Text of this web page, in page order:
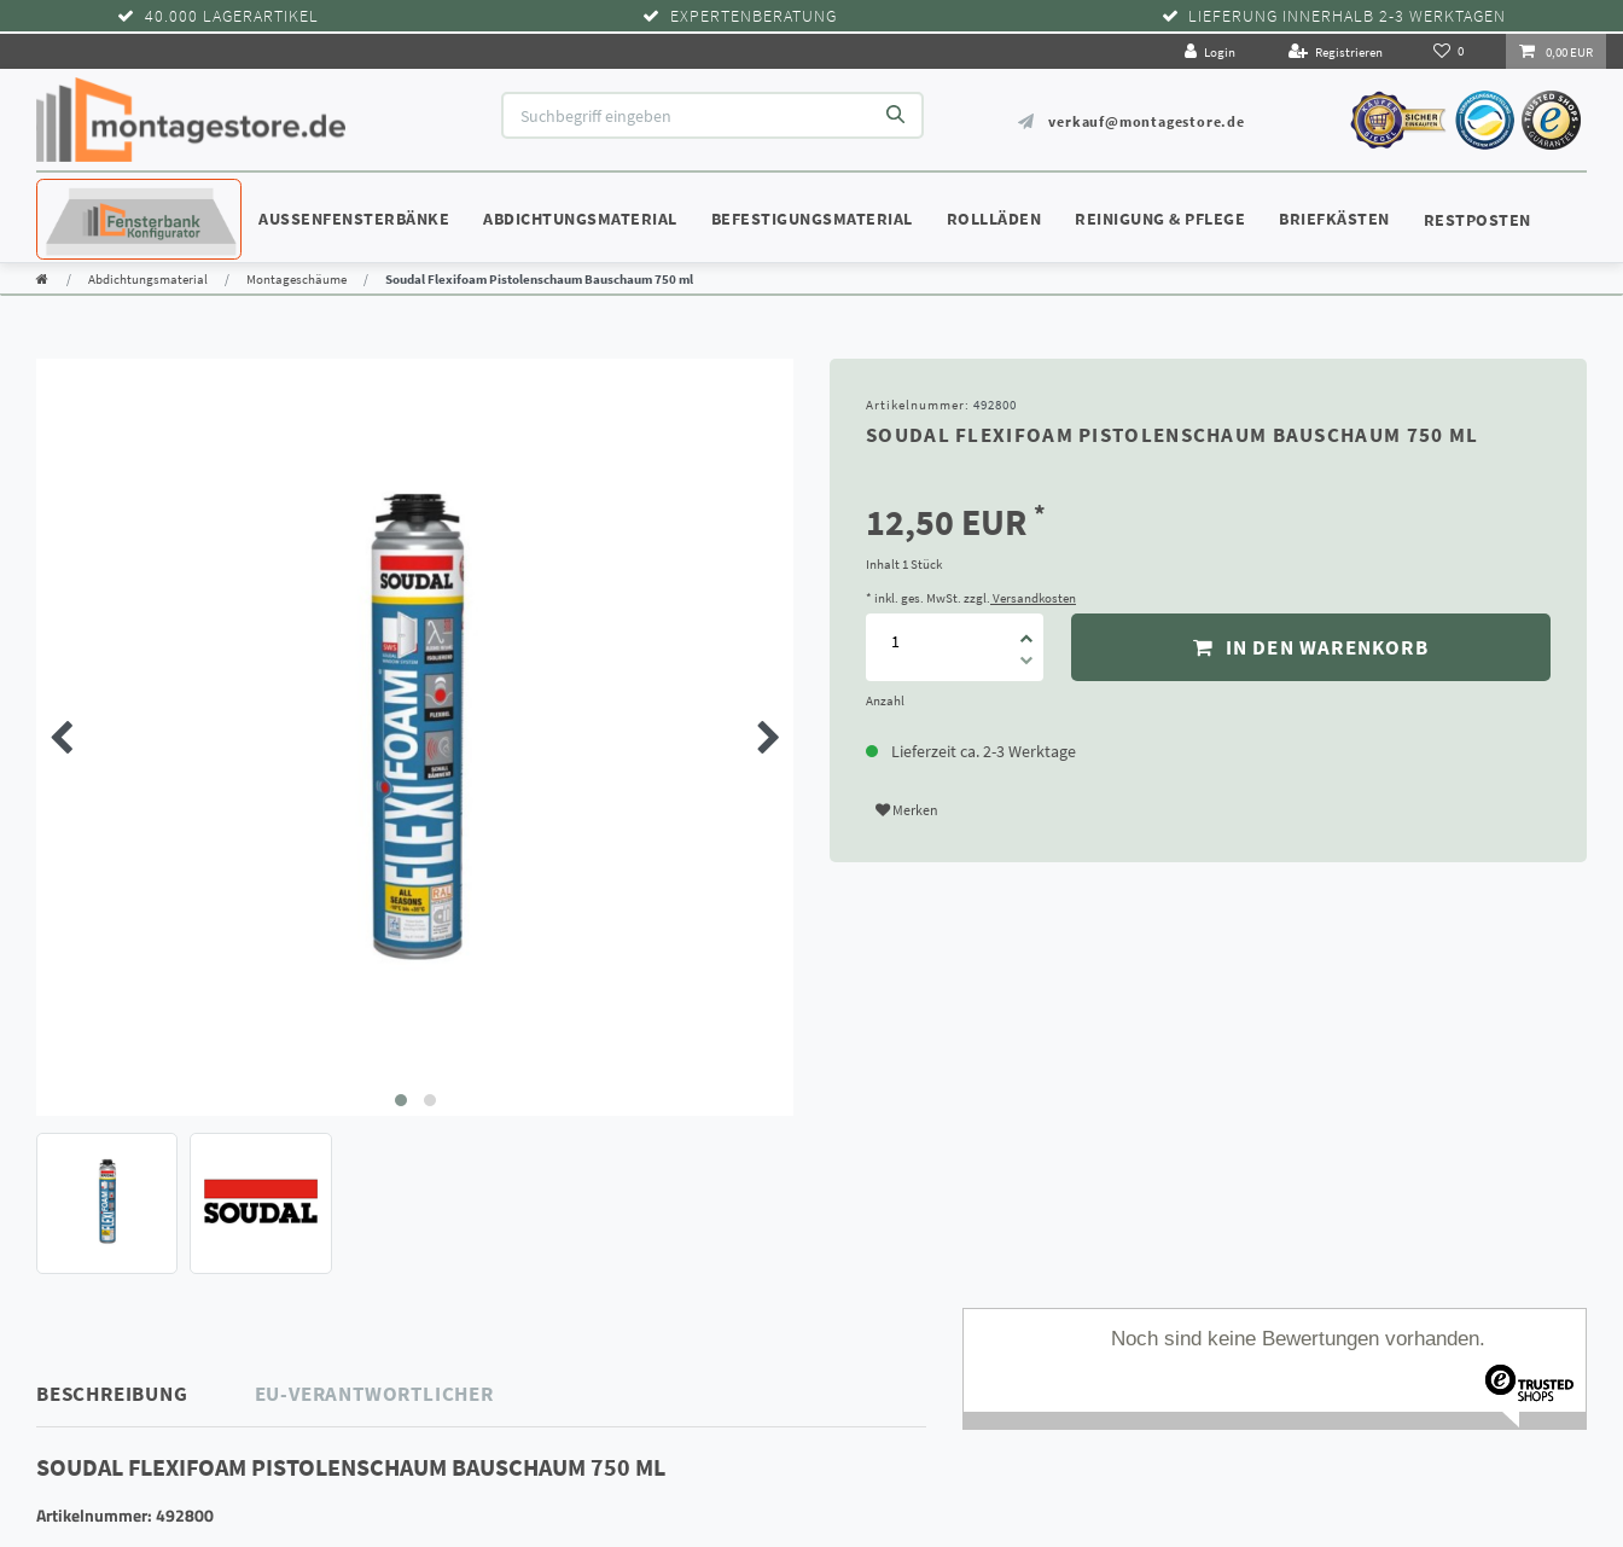
40.000 LAGERARTIKEL EXPERTENBERATUNG LIEFERUNG INNERHALB 2-3 WERKTAGEN
Login Registrieren 0 0,00 EUR
verkauf@montagestore.de
KONFIGURATOR
AUSSENFENSTERBÄNKE
ABDICHTUNGSMATERIAL BEFESTIGUNGSMATERIAL ROLLLÄDEN REINIGUNG & PFLEGE BRIEFKÄSTEN RESTPOSTEN
Abdichtungsmaterial Montageschäume Soudal Flexifoam Pistolenschaum Bauschaum 750 ml
Artikelnummer: 492800
SOUDAL FLEXIFOAM PISTOLENSCHAUM BAUSCHAUM 750 ML
12,50 EUR *
Inhalt 1Stück
* inkl. ges. MwSt. zzgl. Versandkosten
IN DEN WARENKORB
Anzahl
Lieferzeit ca. 2-3 Werktage
Merken
BESCHREIBUNG EU-VERANTWORTLICHER
SOUDAL FLEXIFOAM PISTOLENSCHAUM BAUSCHAUM 750 ML
Artikelnummer: 492800
Noch sind keine Bewertungen vorhanden.